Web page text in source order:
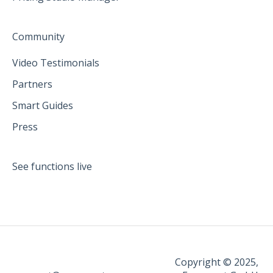
Community
Video Testimonials
Partners
Smart Guides
Press
See functions live
Copyright © 2025,